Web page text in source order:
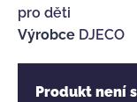
pro děti
Výrobce DJECO
Produkt není